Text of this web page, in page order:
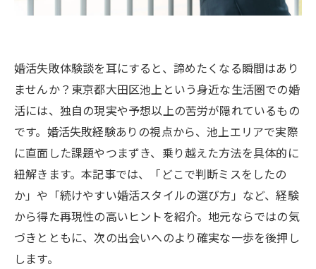
婚活失敗体験談を耳にすると、諦めたくなる瞬間はあり
ませんか？東京都大田区池上という身近な生活圏での婚
活には、独自の現実や予想以上の苦労が隠れているもの
です。婚活失敗経験ありの視点から、池上エリアで実際
に直面した課題やつまずき、乗り越えた方法を具体的に
紐解きます。本記事では、「どこで判断ミスをしたの
か」や「続けやすい婚活スタイルの選び方」など、経験
から得た再現性の高いヒントを紹介。地元ならではの気
づきとともに、次の出会いへのより確実な一歩を後押し
します。